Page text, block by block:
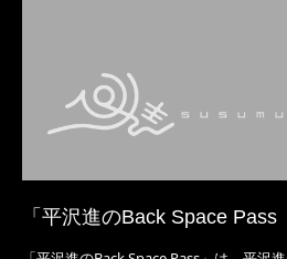
「平沢進のBack Space